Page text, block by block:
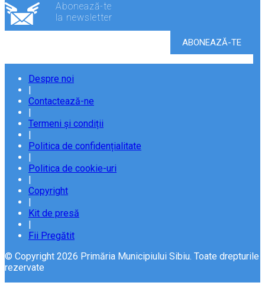
Abonează-te
la newsletter
Despre noi
Contactează-ne
Termeni și condiții
Politica de confidențialitate
Politica de cookie-uri
Copyright
Kit de presă
Fii Pregătit
© Copyright 2026 Primăria Municipiului Sibiu. Toate drepturile
rezervate